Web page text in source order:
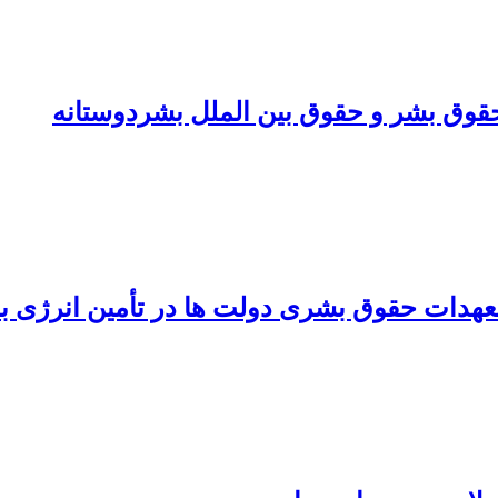
بشر و حقوق بین الملل بشردوستانه
حقوق بشری ‏دولت ها در تأمین انرژی با